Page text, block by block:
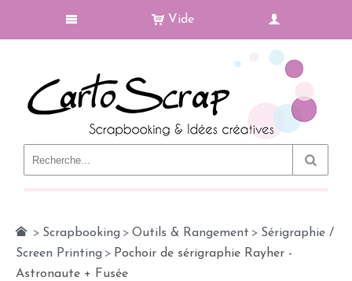
Vide
> Scrapbooking > Outils & Rangement > Sérigraphie /
Screen Printing > Pochoir de sérigraphie Rayher -
Astronaute + Fusée